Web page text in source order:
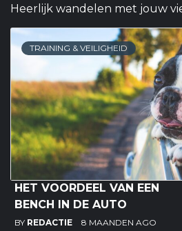
Heerlijk wandelen met jouw
TRAINING & VEILIGHEID
HET VOORDEEL VAN EEN
BENCH IN DE AUTO
BY REDACTIE 8 MAANDEN AGO